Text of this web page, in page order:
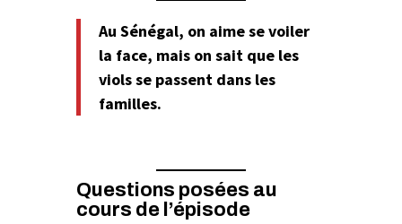
Au Sénégal, on aime se voiler
la face, mais on sait que les
viols se passent dans les
familles.
Questions posées au
cours de l’épisode